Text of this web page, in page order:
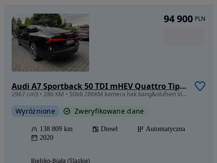
Audi A7 Sportback 50 TDI mHEV Quattro Tiptronic
2967 cm3 • 286 KM • 50tdi 286KM kamera hak bang&olufsen Virtual 3.0tdi
Wyróżnione Zweryfikowane dane
138 809 km Diesel
Automatyczna
2020
Bielsko-Biała (Śląskie)
94 900 PLN